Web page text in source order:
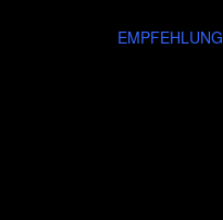
EMPFEHLUNG